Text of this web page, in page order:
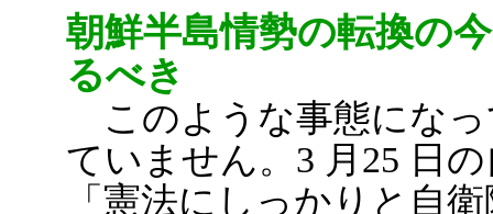
朝鮮半島情勢の転換の
るべき
このような事態になっ
ていません。3 月25 日
「憲法にしっかりと自